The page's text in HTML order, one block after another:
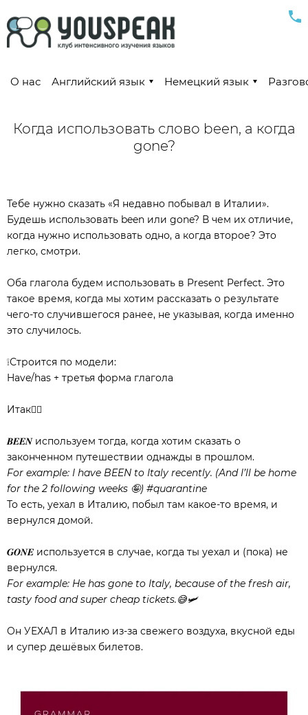
О нас Английский язык Немецкий язык
Когда использовать слово been, а когда
gone?
Тебе нужно сказать «Я недавно побывал в Италии».
Будешь использовать been или gone? В чем их отличие,
когда нужно использовать одно, а когда второе? Это
легко, смотри.⠀⠀
Оба глагола будем использовать в Present Perfect. Это
такое время, когда мы хотим рассказать о результате
чего-то случившегося ранее, не указывая, когда именно
это случилось.
❕Строится по модели:⠀
Have/has + третья форма глагола
Итак👇🏻⠀⠀
𝑩𝑬𝑬𝑵 используем тогда, когда хотим сказать о
законченном путешествии однажды в прошлом.⠀
For example: I have BEEN to Italy recently. (And I’ll be home
for the 2 following weeks 🤪) #quarantine
То есть, уехал в Италию, побыл там какое-то время, и
вернулся домой.
𝑮𝑶𝑵𝑬 используется в случае, когда ты уехал и (пока) не
вернулся.⠀
For example: He has gone to Italy, because of the fresh air,
tasty food and super cheap tickets.😅🛩
Он УЕХАЛ в Италию из-за свежего воздуха, вкусной еды
и супер дешёвых билетов.